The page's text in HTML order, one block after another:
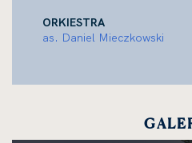
ORKIESTRA
as. Daniel Mieczkowski